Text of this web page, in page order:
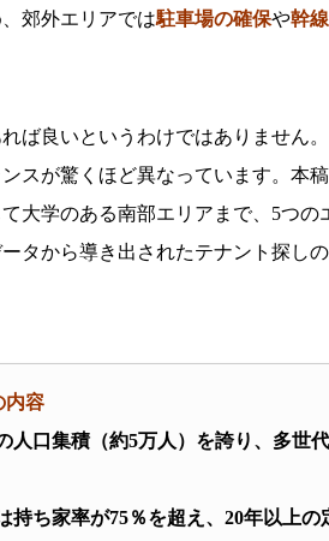
郊外エリアでは駐車場の確保や幹
ば良いというわけではありません
ンスが驚くほど異なっています。本
大学のある南部エリアまで、5つ
タから導き出されたテナント探し
内容
人口集積（約5万人）を誇り、多世
持ち家率が75％を超え、20年以上